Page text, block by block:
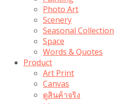
Photo Art
Scenery
Seasonal Collection
Space
Words & Quotes
Product
Art Print
Canvas
ดูสินค้าจริง